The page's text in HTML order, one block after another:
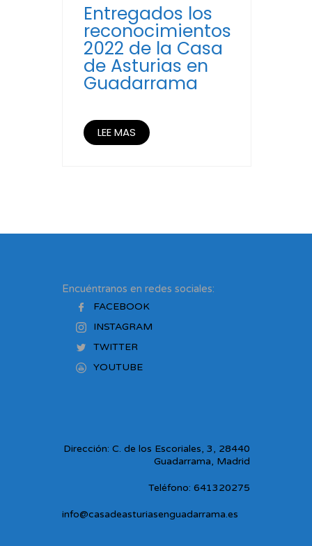
Entregados los
reconocimientos
2022 de la Casa
de Asturias en
Guadarrama
LEE MAS
Encuéntranos en redes sociales:
FACEBOOK
INSTAGRAM
TWITTER
YOUTUBE
Dirección: C. de los Escoriales, 3, 28440
Guadarrama, Madrid
Teléfono: 641320275
info@casadeasturiasenguadarrama.es